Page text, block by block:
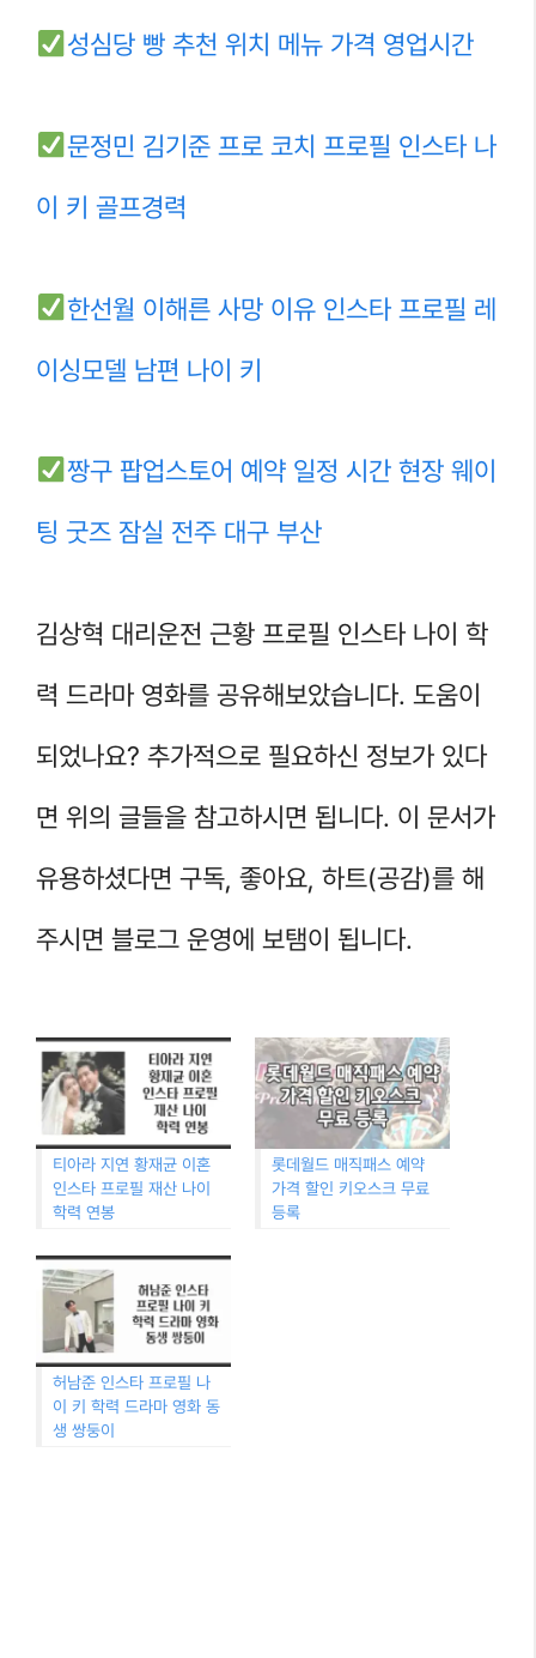
성심당 빵 추천 위치 메뉴 가격 영업시간
문정민 김기준 프로 코치 프로필 인스타 나
이 키 골프경력
한선월 이해른 사망 이유 인스타 프로필 레
이싱모델 남편 나이 키
짱구 팝업스토어 예약 일정 시간 현장 웨이
팅 굿즈 잠실 전주 대구 부산
김상혁 대리운전 근황 프로필 인스타 나이 학
력 드라마 영화를 공유해보았습니다. 도움이
되었나요? 추가적으로 필요하신 정보가 있다
면 위의 글들을 참고하시면 됩니다. 이 문서가
유용하셨다면 구독, 좋아요, 하트(공감)를 해
주시면 블로그 운영에 보탬이 됩니다.
티아라 지연 황재균 이혼
인스타 프로필 재산 나이
학력 연봉
롯데월드 매직패스 예약
가격 할인 키오스크 무료
등록
허남준 인스타 프로필 나
이 키 학력 드라마 영화 동
생 쌍둥이